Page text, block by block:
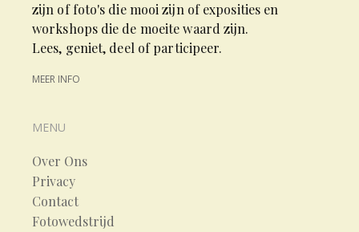
zijn of foto's die mooi zijn of exposities en
workshops die de moeite waard zijn.
Lees, geniet, deel of participeer.
MEER INFO
MENU
Over Ons
Privacy
Contact
Fotowedstrijd